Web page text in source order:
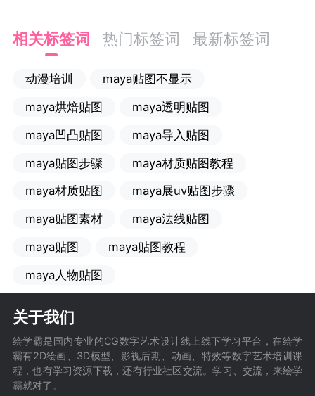
相关标签词 热门标签词 最新标签词
动漫培训
maya贴图不显示
maya烘焙贴图
maya透明贴图
maya凹凸贴图
maya导入贴图
maya贴图步骤
maya材质贴图教程
maya材质贴图
maya展uv贴图步骤
maya贴图素材
maya法线贴图
maya贴图
maya贴图教程
maya人物贴图
关于我们
绘学霸是国内专业的CG数字艺术设计线上线下学习平台，在绘学
霸有2D绘画、3D模型、影视后期、动画、特效等数字艺术培训课
程，也有学习资源下载，还有行业社区交流。学习、交流，来绘学
霸就对了。